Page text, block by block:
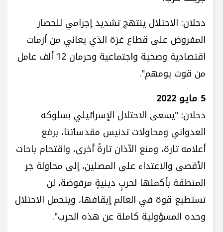
دحلان: الاحتلال ينتهج تشديد إجرامي للحصار
المفروض على قطاع غزة الذي يعاني من أزمات
اقتصادية وصحية واجتماعية وحرمان 12 ألف عامل
من قوت يومهم".
5 مايو 2022
دحلان: "يسعى الاحتلال الإسرائيلي بسلوكه
العدواني ومحاولات تدنيس مقدساتنا، برفع
أعلامه تارة، ومنع الآذان تارةً أخرى، واقتحام باحات
الأقصى والاعتداء على المصلين، إلى محاولة جر
المنطقة بأكملها لحربٍ دينيةٍ مرفوضة، لن
تستطيع قوة في العالم إيقافها، ويتحمل الاحتلال
وحده المسؤولية كاملة عن هذه الحرب".